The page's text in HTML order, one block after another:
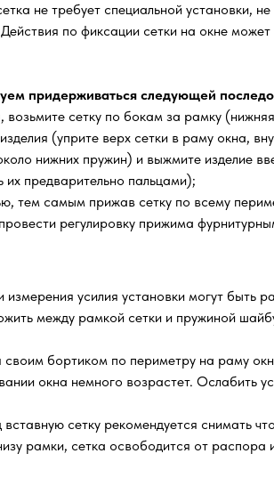
не требует специальной установки,
по фиксации сетки на окне
придерживаться следующей
сетку по бокам за рамку
(уприте верх сетки в раму окна,
нижних пружин) и выжмите изделие
предварительно пальцами);
тем самым прижав сетку по всему
регулировку прижима
измерения усилия установки могут
между рамкой сетки и пружиной
своим бортиком по периметру на раму
окна немного возрастет. Ослабить
сетку рекомендуется снимать
рамки, сетка освободится от распора